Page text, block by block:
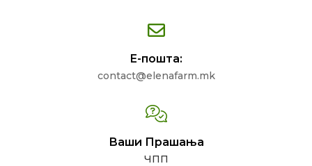
Е-пошта:
contact@elenafarm.mk
Ваши Прашања
ЧПП